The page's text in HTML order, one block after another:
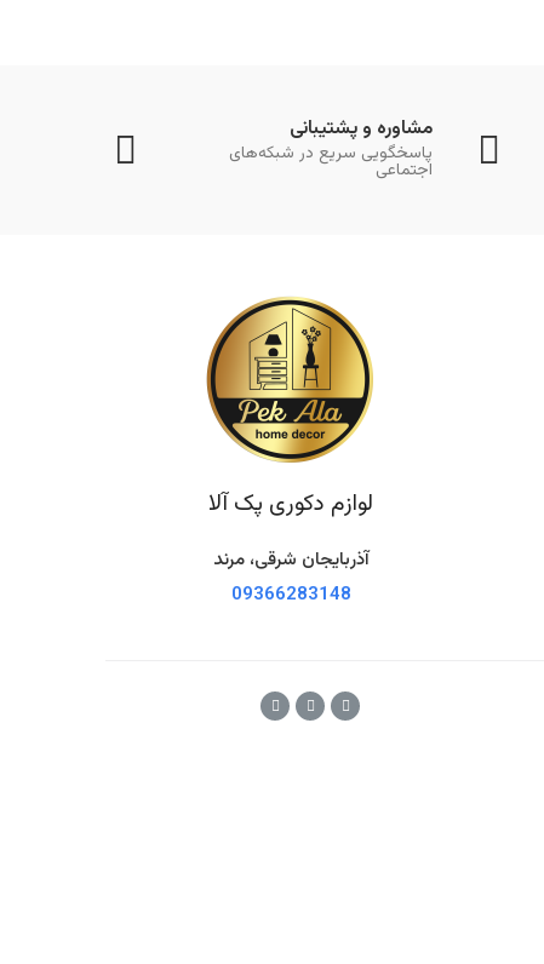
مشاوره و پشتیبانی
پاسخگویی سریع در شبکه‌های
اجتماعی
لوازم دکوری پک آلا
آذربایجان شرقی، مرند
09366283148